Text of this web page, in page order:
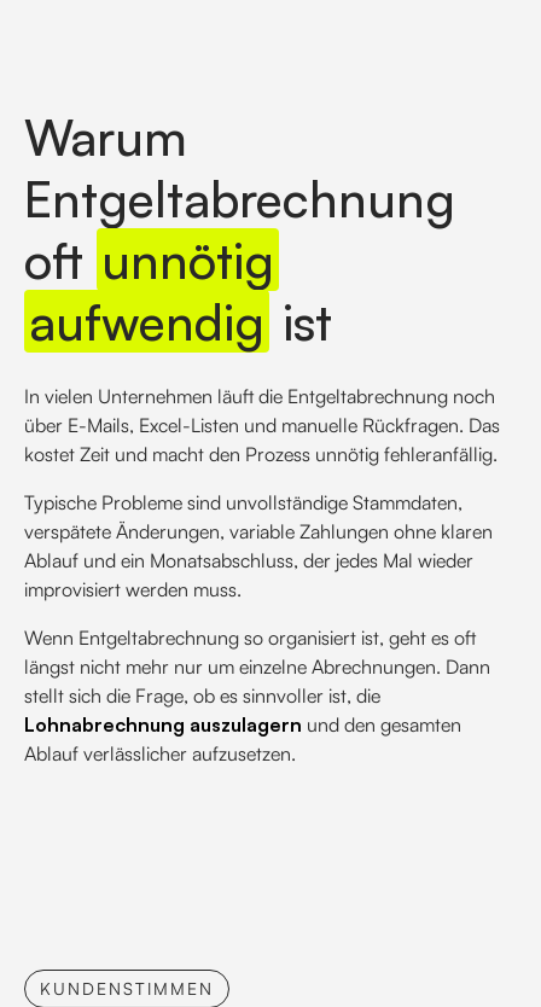
Warum
Entgeltabrechnung
oft unnötig
aufwendig ist
In vielen Unternehmen läuft die Entgeltabrechnung noch
über E-Mails, Excel-Listen und manuelle Rückfragen. Das
kostet Zeit und macht den Prozess unnötig fehleranfällig.
Typische Probleme sind unvollständige Stammdaten,
verspätete Änderungen, variable Zahlungen ohne klaren
Ablauf und ein Monatsabschluss, der jedes Mal wieder
improvisiert werden muss.
Wenn Entgeltabrechnung so organisiert ist, geht es oft
längst nicht mehr nur um einzelne Abrechnungen. Dann
stellt sich die Frage, ob es sinnvoller ist, die
Lohnabrechnung auszulagern und den gesamten
Ablauf verlässlicher aufzusetzen.
KUNDENSTIMMEN